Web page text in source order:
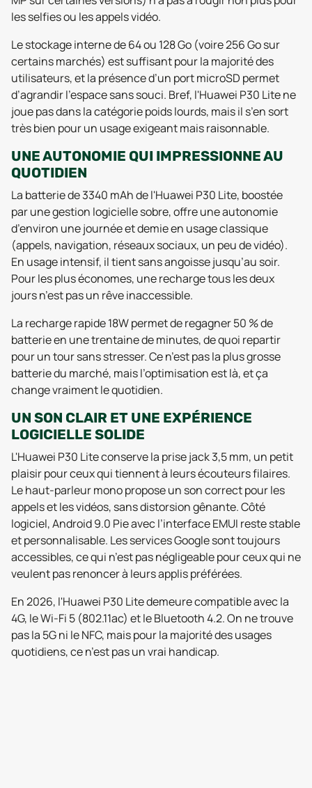
les selfies ou les appels vidéo.
Le stockage interne de 64 ou 128 Go (voire 256 Go sur
certains marchés) est suffisant pour la majorité des
utilisateurs, et la présence d’un port microSD permet
d’agrandir l’espace sans souci. Bref, l'Huawei P30 Lite ne
joue pas dans la catégorie poids lourds, mais il s’en sort
très bien pour un usage exigeant mais raisonnable.
UNE AUTONOMIE QUI IMPRESSIONNE AU
QUOTIDIEN
La batterie de 3340 mAh de l'Huawei P30 Lite, boostée
par une gestion logicielle sobre, offre une autonomie
d’environ une journée et demie en usage classique
(appels, navigation, réseaux sociaux, un peu de vidéo).
En usage intensif, il tient sans angoisse jusqu’au soir.
Pour les plus économes, une recharge tous les deux
jours n’est pas un rêve inaccessible.
La recharge rapide 18W permet de regagner 50 % de
batterie en une trentaine de minutes, de quoi repartir
pour un tour sans stresser. Ce n’est pas la plus grosse
batterie du marché, mais l’optimisation est là, et ça
change vraiment le quotidien.
UN SON CLAIR ET UNE EXPÉRIENCE
LOGICIELLE SOLIDE
L'Huawei P30 Lite conserve la prise jack 3,5 mm, un petit
plaisir pour ceux qui tiennent à leurs écouteurs filaires.
Le haut-parleur mono propose un son correct pour les
appels et les vidéos, sans distorsion gênante. Côté
logiciel, Android 9.0 Pie avec l’interface EMUI reste stable
et personnalisable. Les services Google sont toujours
accessibles, ce qui n’est pas négligeable pour ceux qui ne
veulent pas renoncer à leurs applis préférées.
En 2026, l'Huawei P30 Lite demeure compatible avec la
4G, le Wi-Fi 5 (802.11ac) et le Bluetooth 4.2. On ne trouve
pas la 5G ni le NFC, mais pour la majorité des usages
quotidiens, ce n’est pas un vrai handicap.